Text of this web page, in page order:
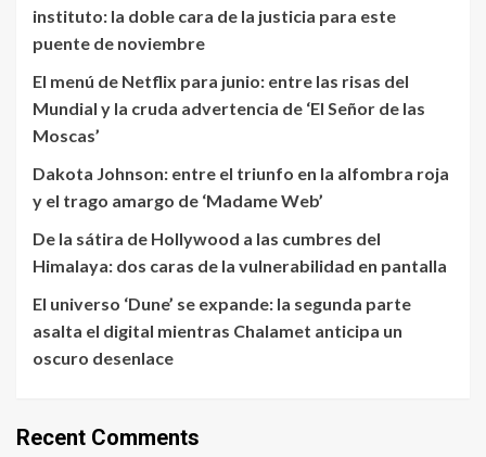
instituto: la doble cara de la justicia para este
puente de noviembre
El menú de Netflix para junio: entre las risas del
Mundial y la cruda advertencia de ‘El Señor de las
Moscas’
Dakota Johnson: entre el triunfo en la alfombra roja
y el trago amargo de ‘Madame Web’
De la sátira de Hollywood a las cumbres del
Himalaya: dos caras de la vulnerabilidad en pantalla
El universo ‘Dune’ se expande: la segunda parte
asalta el digital mientras Chalamet anticipa un
oscuro desenlace
Recent Comments